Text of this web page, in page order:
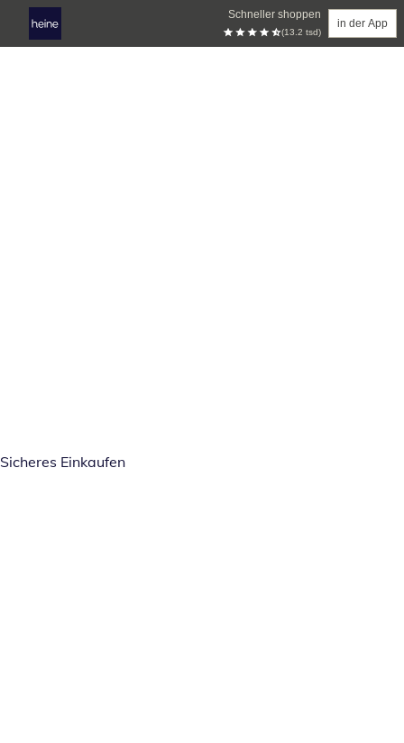
Schneller shoppen
(13.2 tsd)
in der App
Sicheres Einkaufen